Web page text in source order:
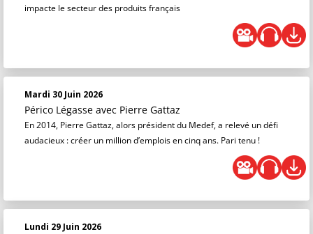
impacte le secteur des produits français
Mardi 30 Juin 2026
Périco Légasse avec Pierre Gattaz
En 2014, Pierre Gattaz, alors président du Medef, a relevé un défi
audacieux : créer un million d’emplois en cinq ans. Pari tenu !
Lundi 29 Juin 2026